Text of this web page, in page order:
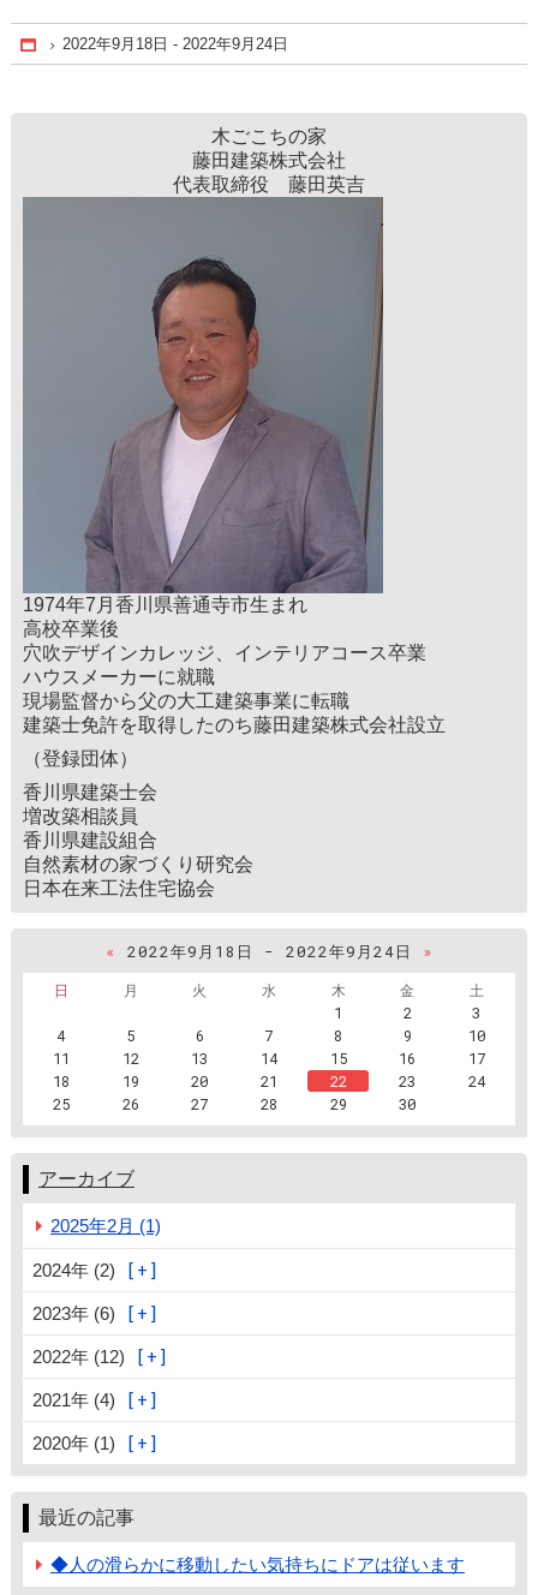
Home
2022年9月18日 - 2022年9月24日
木ごこちの家
藤田建築株式会社
代表取締役 藤田英吉
1974年7月香川県善通寺市生まれ
高校卒業後
穴吹デザインカレッジ、インテリアコース卒業
ハウスメーカーに就職
現場監督から父の大工建築事業に転職
建築士免許を取得したのち藤田建築株式会社設立
（登録団体）
香川県建築士会
増改築相談員
香川県建設組合
自然素材の家づくり研究会
日本在来工法住宅協会
« 2022年9月18日 - 2022年9月24日
»
日
月 火 水 木 金
土
1
2
3
4
5 6 7 8 9
10
11
12 13 14 15 16
17
18
19 20 21 22 23
24
25
26 27 28 29 30
アーカイブ
2025年2月 (1)
2024年 (2)
2023年 (6)
2022年 (12)
2021年 (4)
2020年 (1)
最近の記事
◆人の滑らかに移動したい気持ちにドアは従います